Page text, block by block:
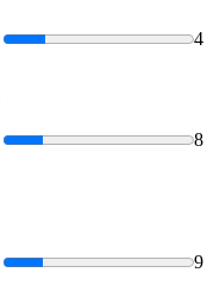
4
8
9